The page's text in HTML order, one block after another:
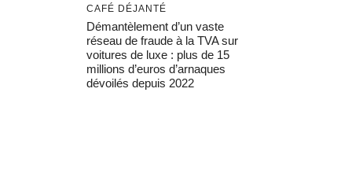
CAFÉ DÉJANTÉ
Démantèlement d’un vaste
réseau de fraude à la TVA sur
voitures de luxe : plus de 15
millions d’euros d’arnaques
dévoilés depuis 2022